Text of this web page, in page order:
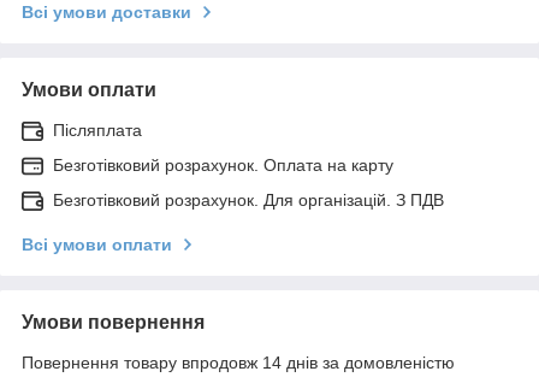
Всі умови доставки
Умови оплати
Післяплата
Безготівковий розрахунок. Оплата на карту
Безготівковий розрахунок. Для організацій. З ПДВ
Всі умови оплати
Умови повернення
Повернення товару впродовж 14 днів за домовленістю